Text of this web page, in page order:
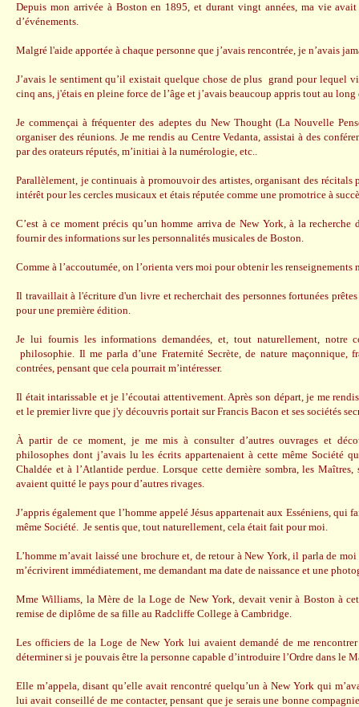
Depuis mon arrivée à Boston en 1895, et durant vingt années, ma vie
d’événements.
Malgré l'aide apportée à chaque personne que j’avais rencontrée, je n’avais
J’avais le sentiment qu’il existait quelque chose de plus grand pour lequel
cinq ans, j'étais en pleine force de l’âge et j’avais beaucoup appris tout au long
Je commençai à fréquenter des adeptes du New Thought (La Nouvelle
organiser des réunions. Je me rendis au Centre Vedanta, assistai à des
par des orateurs réputés, m’initiai à la numérologie, etc..
Parallèlement, je continuais à promouvoir des artistes, organisant des récitals
intérêt pour les cercles musicaux et étais réputée comme une promotrice à
C’est à ce moment précis qu’un homme arriva de New York, à la recherche
fournir des informations sur les personnalités musicales de Boston.
Comme à l’accoutumée, on l’orienta vers moi pour obtenir les renseignements
Il travaillait à l'écriture d'un livre et recherchait des personnes fortunées
pour une première édition.
Je lui fournis les informations demandées, et, tout naturellement, notre
philosophie. Il me parla d’une Fraternité Secrète, de nature maçonnique,
contrées, pensant que cela pourrait m’intéresser.
Il était intarissable et je l’écoutai attentivement. Après son départ, je me
et le premier livre que j'y découvris portait sur Francis Bacon et ses sociétés
À partir de ce moment, je me mis à consulter d’autres ouvrages et
philosophes dont j’avais lu les écrits appartenaient à cette même Société
Chaldée et à l’Atlantide perdue. Lorsque cette dernière sombra, les
avaient quitté le pays pour d’autres rivages.
J’appris également que l’homme appelé Jésus appartenait aux Esséniens, qui
même Société. Je sentis que, tout naturellement, cela était fait pour moi.
L’homme m’avait laissé une brochure et, de retour à New York, il parla de
m’écrivirent immédiatement, me demandant ma date de naissance et une
Mme Williams, la Mère de la Loge de New York, devait venir à Boston à
remise de diplôme de sa fille au Radcliffe College à Cambridge.
Les officiers de la Loge de New York lui avaient demandé de me
déterminer si je pouvais être la personne capable d’introduire l’Ordre dans le
Elle m’appela, disant qu’elle avait rencontré quelqu’un à New York qui
lui avait conseillé de me contacter, pensant que je serais une bonne